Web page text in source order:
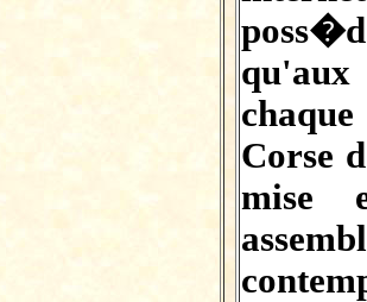
Corse
mise